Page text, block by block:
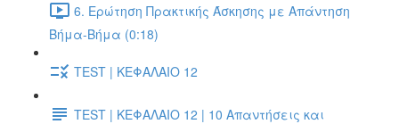
6. Ερώτηση Πρακτικής Άσκησης με Απάντηση
Βήμα-Βήμα (0:18)
TEST | ΚΕΦΑΛΑΙΟ 12
TEST | ΚΕΦΑΛΑΙΟ 12 | 10 Απαντήσεις και